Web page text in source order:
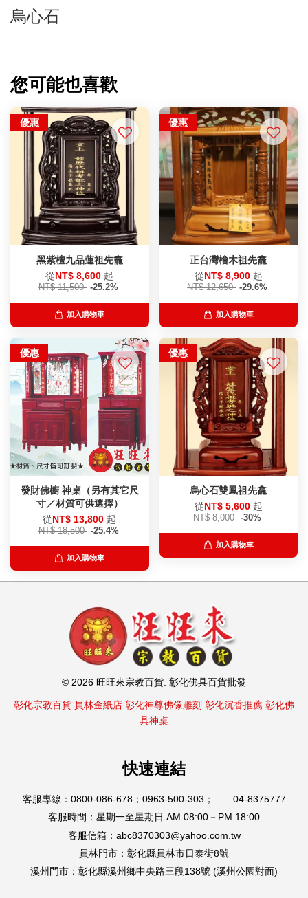
烏心石
您可能也喜歡
優惠
黑紫檀九品蓮祖先龕
從NT$ 8,600 起
NT$ 11,500 -25.2%
加入購物車
優惠
正台灣檜木祖先龕
從NT$ 8,900 起
NT$ 12,650 -29.6%
加入購物車
優惠
發財佛櫥 神桌（另有其它尺
寸／材質可供選擇）
從NT$ 13,800 起
NT$ 18,500 -25.4%
加入購物車
優惠
烏心石雙鳳祖先龕
從NT$ 5,600 起
NT$ 8,000 -30%
加入購物車
© 2026 旺旺來宗教百貨. 彰化佛具百貨批發
彰化宗教百貨 員林金紙店 彰化神尊佛像雕刻 彰化沉香推薦 彰化佛
具神桌
快速連結
客服專線：0800-086-678；0963-500-303； 04-8375777
客服時間：星期一至星期日 AM 08:00－PM 18:00
客服信箱：abc8370303@yahoo.com.tw
員林門市：彰化縣員林市日泰街8號
溪州門市：彰化縣溪州鄉中央路三段138號 (溪州公園對面)